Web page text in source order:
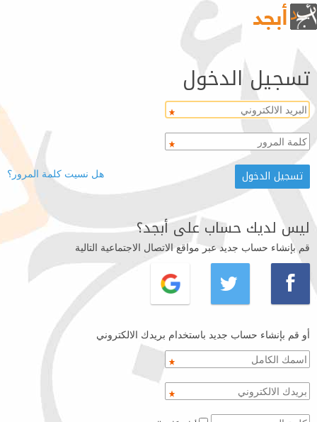
تسجيل الدخول
هل نسيت كلمة المرور؟
ليس لديك حساب على أبجد؟
قم بإنشاء حساب جديد عبر مواقع الاتصال الاجتماعية التالية
أو قم بإنشاء حساب جديد باستخدام بريدك الالكتروني